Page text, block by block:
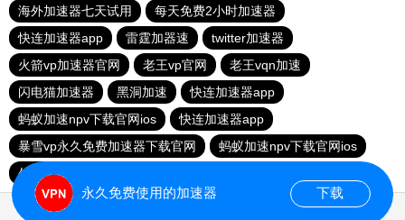
海外加速器七天试用
每天免费2小时加速器
快连加速器app
雷霆加器速
twitter加速器
火箭vp加速器官网
老王vp官网
老王vqn加速
闪电猫加速器
黑洞加速
快连加速器app
蚂蚁加速npv下载官网ios
快连加速器app
暴雪vp永久免费加速器下载官网
蚂蚁加速npv下载官网ios
外网加速免费软件
永久免费使用的加速器 下载